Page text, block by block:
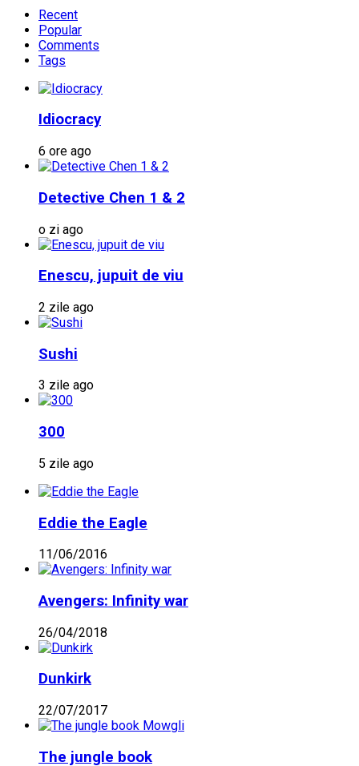
Recent
Popular
Comments
Tags
Idiocracy
6 ore ago
Detective Chen 1 & 2
o zi ago
Enescu, jupuit de viu
2 zile ago
Sushi
3 zile ago
300
5 zile ago
Eddie the Eagle
11/06/2016
Avengers: Infinity war
26/04/2018
Dunkirk
22/07/2017
The jungle book